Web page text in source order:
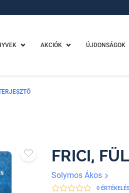
AKCIÓK ÚJDONSÁGOK
FRICI,
Solymos Ákos
0